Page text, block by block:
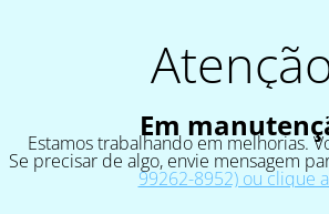
Em
Estamos trabalhando em melhorias.
Se precisar de algo, envie mensagem
99262-8952) ou clique